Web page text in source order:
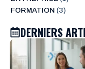
FORMATION (3)
DERNIERS